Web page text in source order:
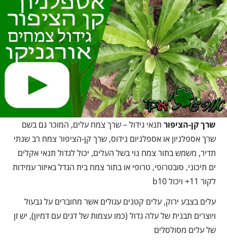
שרך קן-הציפור תנאי גידול – שרך צמח עלים, המוכר גם בשם
שרך אספלניון או אספלניום נידוס, שרך קן-הציפור צמח רב שנתי
תדיר, משמש בתור צמח נוי בשל העלים, יכול לגדול תנאי אקלים
ים תיכוני, סובטרופי, טרופי או בתור צמח בית הגדל באיזור עמידות
לקור 11+ ויכול b10
עלים בצבע ירוק, עלים קטנים עגולים אשר מחוברים על גבעול
ויוצרים תבנית של עלה גדול (כמו עצמות של דגים עם דמיון), יש זן
של עלים מסולסלים